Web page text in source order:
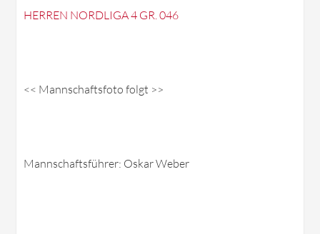
HERREN NORDLIGA 4 GR. 046
<< Mannschaftsfoto folgt >>
Mannschaftsführer: Oskar Weber